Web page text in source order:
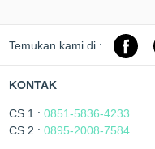
Temukan kami di :
KONTAK
CS 1 :0851-5836-4233
CS 2 :0895-2008-7584